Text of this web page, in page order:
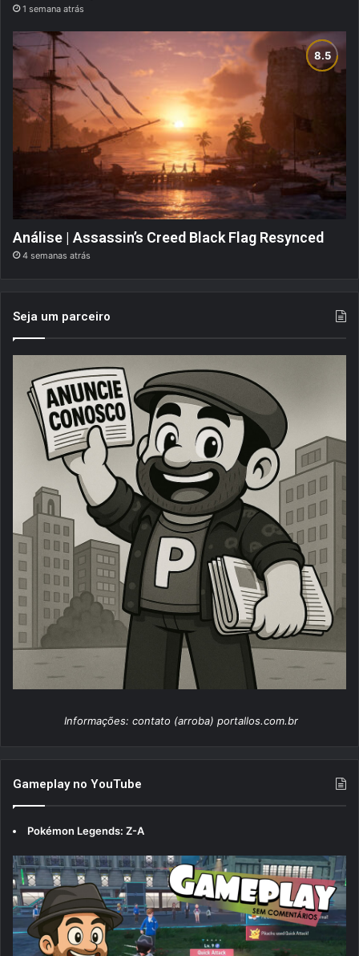
1 semana atrás
Análise | Assassin’s Creed Black Flag Resynced
4 semanas atrás
Seja um parceiro
Informações: contato (arroba) portallos.com.br
Gameplay no YouTube
Pokémon Legends: Z-A